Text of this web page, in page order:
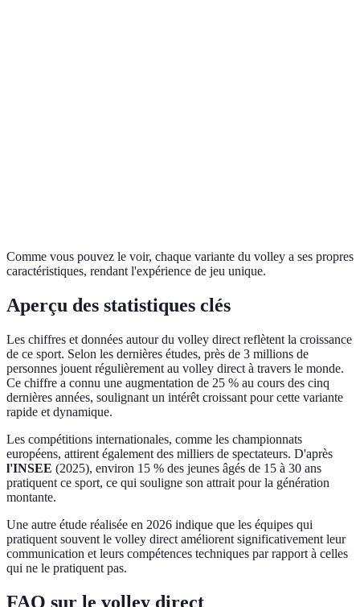
Comme vous pouvez le voir, chaque variante du volley a ses propres
caractéristiques, rendant l'expérience de jeu unique.
Aperçu des statistiques clés
Les chiffres et données autour du volley direct reflètent la croissance
de ce sport. Selon les dernières études, près de 3 millions de
personnes jouent régulièrement au volley direct à travers le monde.
Ce chiffre a connu une augmentation de 25 % au cours des cinq
dernières années, soulignant un intérêt croissant pour cette variante
rapide et dynamique.
Les compétitions internationales, comme les championnats
européens, attirent également des milliers de spectateurs. D'après
l'INSEE (2025), environ 15 % des jeunes âgés de 15 à 30 ans
pratiquent ce sport, ce qui souligne son attrait pour la génération
montante.
Une autre étude réalisée en 2026 indique que les équipes qui
pratiquent souvent le volley direct améliorent significativement leur
communication et leurs compétences techniques par rapport à celles
qui ne le pratiquent pas.
FAQ sur le volley direct